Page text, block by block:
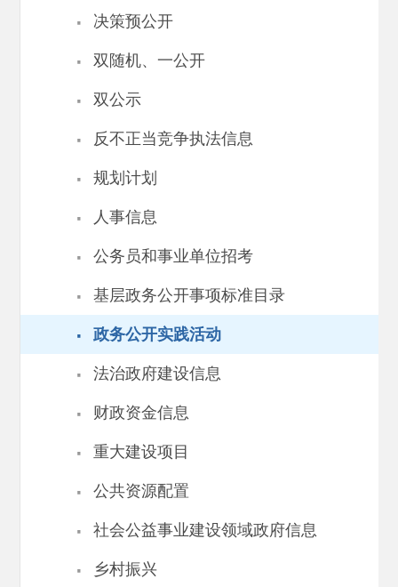
· 决策预公开
· 双随机、一公开
· 双公示
· 反不正当竞争执法信息
· 规划计划
· 人事信息
· 公务员和事业单位招考
· 基层政务公开事项标准目录
· 政务公开实践活动
· 法治政府建设信息
· 财政资金信息
· 重大建设项目
· 公共资源配置
· 社会公益事业建设领域政府信息
· 乡村振兴